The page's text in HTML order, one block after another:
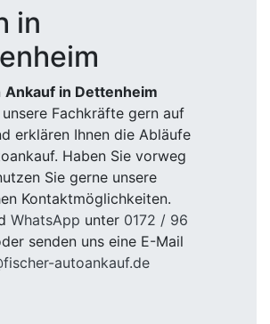
in
Ankauf in Dettenheim
Fachkräfte gern auf
erklären Ihnen die Abläufe
Haben Sie vorweg
Sie gerne unsere
Kontaktmöglichkeiten.
WhatsApp unter 0172 / 96
senden uns eine E-Mail
autoankauf.de